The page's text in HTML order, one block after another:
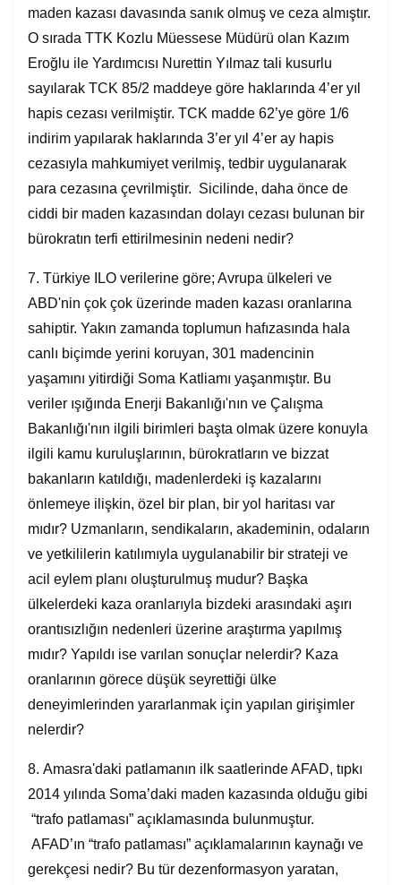
maden kazası davasında sanık olmuş ve ceza almıştır.
O sırada TTK Kozlu Müessese Müdürü olan Kazım
Eroğlu ile Yardımcısı Nurettin Yılmaz tali kusurlu
sayılarak TCK 85/2 maddeye göre haklarında 4’er yıl
hapis cezası verilmiştir. TCK madde 62’ye göre 1/6
indirim yapılarak haklarında 3’er yıl 4’er ay hapis
cezasıyla mahkumiyet verilmiş, tedbir uygulanarak
para cezasına çevrilmiştir. Sicilinde, daha önce de
ciddi bir maden kazasından dolayı cezası bulunan bir
bürokratın terfi ettirilmesinin nedeni nedir?
7. Türkiye ILO verilerine göre; Avrupa ülkeleri ve
ABD'nin çok çok üzerinde maden kazası oranlarına
sahiptir. Yakın zamanda toplumun hafızasında hala
canlı biçimde yerini koruyan, 301 madencinin
yaşamını yitirdiği Soma Katliamı yaşanmıştır. Bu
veriler ışığında Enerji Bakanlığı'nın ve Çalışma
Bakanlığı'nın ilgili birimleri başta olmak üzere konuyla
ilgili kamu kuruluşlarının, bürokratların ve bizzat
bakanların katıldığı, madenlerdeki iş kazalarını
önlemeye ilişkin, özel bir plan, bir yol haritası var
mıdır? Uzmanların, sendikaların, akademinin, odaların
ve yetkililerin katılımıyla uygulanabilir bir strateji ve
acil eylem planı oluşturulmuş mudur? Başka
ülkelerdeki kaza oranlarıyla bizdeki arasındaki aşırı
orantısızlığın nedenleri üzerine araştırma yapılmış
mıdır? Yapıldı ise varılan sonuçlar nelerdir? Kaza
oranlarının görece düşük seyrettiği ülke
deneyimlerinden yararlanmak için yapılan girişimler
nelerdir?
8. Amasra'daki patlamanın ilk saatlerinde AFAD, tıpkı
2014 yılında Soma’daki maden kazasında olduğu gibi
“trafo patlaması” açıklamasında bulunmuştur.
AFAD’ın “trafo patlaması” açıklamalarının kaynağı ve
gerekçesi nedir? Bu tür dezenformasyon yaratan,